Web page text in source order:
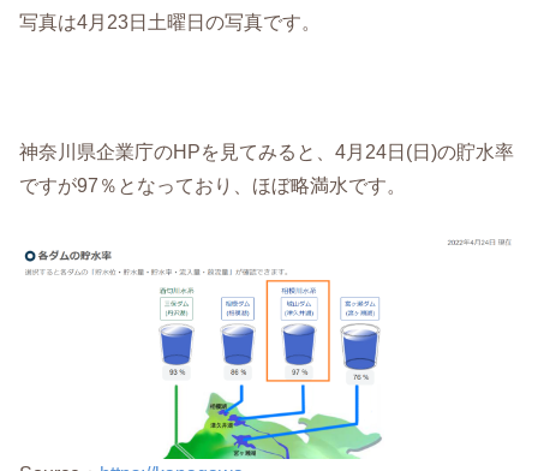
写真は4月23日土曜日の写真です。
神奈川県企業庁のHPを見てみると、4月24日(日)の貯水率
ですが97％となっており、ほぼ略満水です。